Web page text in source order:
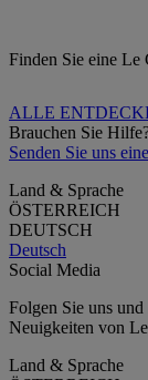
Finden Sie eine Le
ALLE
Brauchen Sie
Senden Sie uns
Land & Sprache
ÖSTERREICH
DEUTSCH
Deutsch
Social Media
Folgen Sie uns und
Neuigkeiten von
Land & Sprache